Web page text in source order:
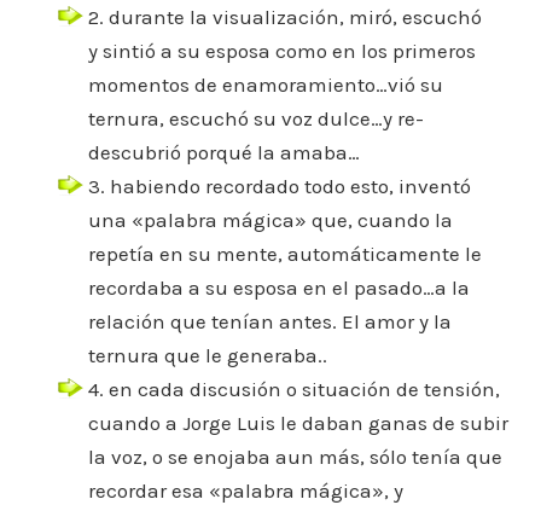
2. durante la visualización, miró, escuchó
y sintió a su esposa como en los primeros
momentos de enamoramiento…vió su
ternura, escuchó su voz dulce…y re-
descubrió porqué la amaba…
3. habiendo recordado todo esto, inventó
una «palabra mágica» que, cuando la
repetía en su mente, automáticamente le
recordaba a su esposa en el pasado…a la
relación que tenían antes. El amor y la
ternura que le generaba..
4. en cada discusión o situación de tensión,
cuando a Jorge Luis le daban ganas de subir
la voz, o se enojaba aun más, sólo tenía que
recordar esa «palabra mágica», y